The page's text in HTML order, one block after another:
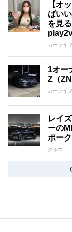
【オ
ばい
を見
カーライフ
1オー
Z（
カーライフ
レイ
ーの
ポー
クルマ